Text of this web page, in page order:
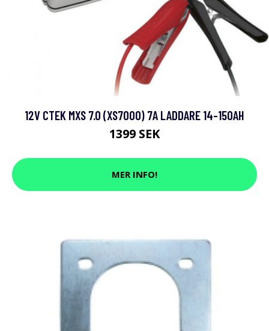
12V CTEK MXS 7.0 (XS7000) 7A LADDARE 14-150AH
1399 SEK
MER INFO!